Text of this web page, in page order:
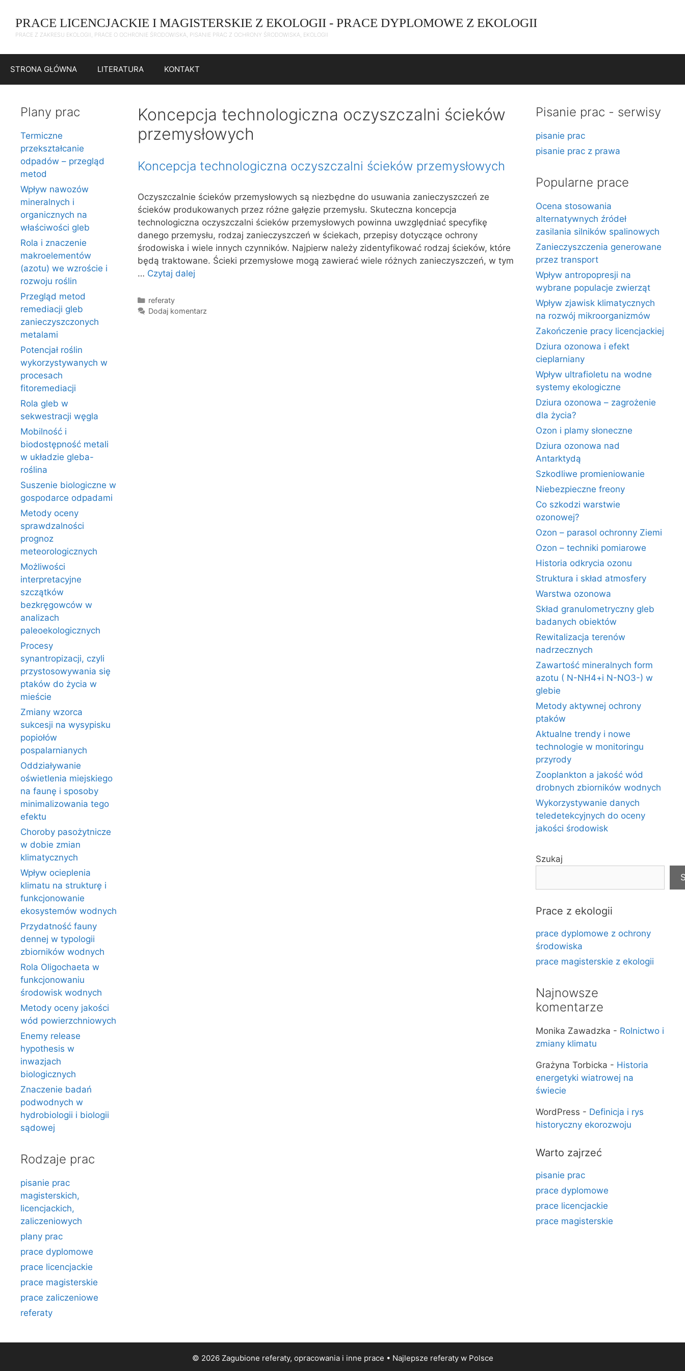
treści
PRACE LICENCJACKIE I MAGISTERSKIE Z EKOLOGII - PRACE DYPLOMOWE Z EKOLOGII
PRACE Z ZAKRESU EKOLOGII, PRACE O OCHRONIE ŚRODOWISKA, PISANIE PRAC Z OCHRONY ŚRODOWISKA, EKOLOGII
STRONA GŁÓWNA LITERATURA KONTAKT
Koncepcja technologiczna oczyszczalni ścieków
przemysłowych
Koncepcja technologiczna oczyszczalni ścieków przemysłowych
Oczyszczalnie ścieków przemysłowych są niezbędne do usuwania zanieczyszczeń ze
ścieków produkowanych przez różne gałęzie przemysłu. Skuteczna koncepcja
technologiczna oczyszczalni ścieków przemysłowych powinna uwzględniać specyfikę
danego przemysłu, rodzaj zanieczyszczeń w ściekach, przepisy dotyczące ochrony
środowiska i wiele innych czynników. Najpierw należy zidentyfikować rodzaj ścieków, które
będą traktowane. Ścieki przemysłowe mogą zawierać wiele różnych zanieczyszczeń, w tym
… Czytaj dalej
Kategorie
referaty
Dodaj komentarz
Plany prac
Termiczne
przekształcanie
odpadów – przegląd
metod
Wpływ nawozów
mineralnych i
organicznych na
właściwości gleb
Rola i znaczenie
makroelementów
(azotu) we wzroście i
rozwoju roślin
Przegląd metod
remediacji gleb
zanieczyszczonych
metalami
Potencjał roślin
wykorzystywanych w
procesach
fitoremediacji
Rola gleb w
sekwestracji węgla
Mobilność i
biodostępność metali
w układzie gleba-
roślina
Suszenie biologiczne w
gospodarce odpadami
Metody oceny
sprawdzalności
prognoz
meteorologicznych
Możliwości
interpretacyjne
szczątków
bezkręgowców w
analizach
paleoekologicznych
Procesy
synantropizacji, czyli
przystosowywania się
ptaków do życia w
mieście
Zmiany wzorca
sukcesji na wysypisku
popiołów
pospalarnianych
Oddziaływanie
oświetlenia miejskiego
na faunę i sposoby
minimalizowania tego
efektu
Choroby pasożytnicze
w dobie zmian
klimatycznych
Wpływ ocieplenia
klimatu na strukturę i
funkcjonowanie
ekosystemów wodnych
Przydatność fauny
dennej w typologii
zbiorników wodnych
Rola Oligochaeta w
funkcjonowaniu
środowisk wodnych
Metody oceny jakości
wód powierzchniowych
Enemy release
hypothesis w
inwazjach
biologicznych
Znaczenie badań
podwodnych w
hydrobiologii i biologii
sądowej
Rodzaje prac
pisanie prac
magisterskich,
licencjackich,
zaliczeniowych
plany prac
prace dyplomowe
prace licencjackie
prace magisterskie
prace zaliczeniowe
referaty
Pisanie prac - serwisy
pisanie prac
pisanie prac z prawa
Popularne prace
Ocena stosowania
alternatywnych źródeł
zasilania silników spalinowych
Zanieczyszczenia generowane
przez transport
Wpływ antropopresji na
wybrane populacje zwierząt
Wpływ zjawisk klimatycznych
na rozwój mikroorganizmów
Zakończenie pracy licencjackiej
Dziura ozonowa i efekt
cieplarniany
Wpływ ultrafioletu na wodne
systemy ekologiczne
Dziura ozonowa – zagrożenie
dla życia?
Ozon i plamy słoneczne
Dziura ozonowa nad
Antarktydą
Szkodliwe promieniowanie
Niebezpieczne freony
Co szkodzi warstwie
ozonowej?
Ozon – parasol ochronny Ziemi
Ozon – techniki pomiarowe
Historia odkrycia ozonu
Struktura i skład atmosfery
Warstwa ozonowa
Skład granulometryczny gleb
badanych obiektów
Rewitalizacja terenów
nadrzecznych
Zawartość mineralnych form
azotu ( N-NH4+i N-NO3-) w
glebie
Metody aktywnej ochrony
ptaków
Aktualne trendy i nowe
technologie w monitoringu
przyrody
Zooplankton a jakość wód
drobnych zbiorników wodnych
Wykorzystywanie danych
teledetekcyjnych do oceny
jakości środowisk
Szukaj
Prace z ekologii
prace dyplomowe z ochrony
środowiska
prace magisterskie z ekologii
Najnowsze
komentarze
Monika Zawadzka - Rolnictwo i
zmiany klimatu
Grażyna Torbicka - Historia
energetyki wiatrowej na
świecie
WordPress - Definicja i rys
historyczny ekorozwoju
Warto zajrzeć
pisanie prac
prace dyplomowe
prace licencjackie
prace magisterskie
© 2026 Zagubione referaty, opracowania i inne prace • Najlepsze referatyw Polsce